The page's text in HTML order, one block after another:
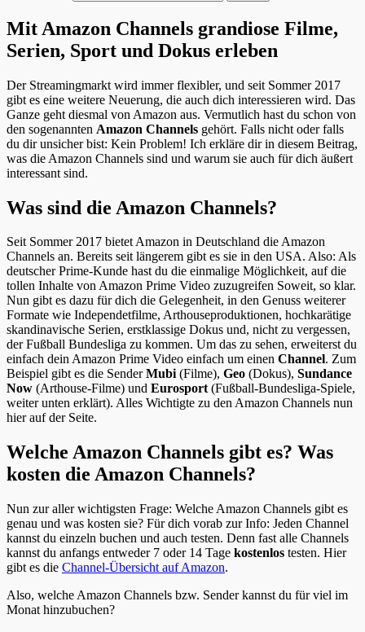
Mit Amazon Channels grandiose Filme,
Serien, Sport und Dokus erleben
Der Streamingmarkt wird immer flexibler, und seit Sommer 2017
gibt es eine weitere Neuerung, die auch dich interessieren wird. Das
Ganze geht diesmal von Amazon aus. Vermutlich hast du schon von
den sogenannten Amazon Channels gehört. Falls nicht oder falls
du dir unsicher bist: Kein Problem! Ich erkläre dir in diesem Beitrag,
was die Amazon Channels sind und warum sie auch für dich äußert
interessant sind.
Was sind die Amazon Channels?
Seit Sommer 2017 bietet Amazon in Deutschland die Amazon
Channels an. Bereits seit längerem gibt es sie in den USA. Also: Als
deutscher Prime-Kunde hast du die einmalige Möglichkeit, auf die
tollen Inhalte von Amazon Prime Video zuzugreifen Soweit, so klar.
Nun gibt es dazu für dich die Gelegenheit, in den Genuss weiterer
Formate wie Independetfilme, Arthouseproduktionen, hochkarätige
skandinavische Serien, erstklassige Dokus und, nicht zu vergessen,
der Fußball Bundesliga zu kommen. Um das zu sehen, erweiterst du
einfach dein Amazon Prime Video einfach um einen Channel. Zum
Beispiel gibt es die SenderMubi(Filme), Geo (Dokus), Sundance
Now (Arthouse-Filme) und Eurosport(Fußball-Bundesliga-Spiele,
weiter unten erklärt). Alles Wichtigte zu den Amazon Channels nun
hier auf der Seite.
Welche Amazon Channels gibt es? Was
kosten die Amazon Channels?
Nun zur aller wichtigsten Frage: Welche Amazon Channels gibt es
genau und was kosten sie? Für dich vorab zur Info: Jeden Channel
kannst du einzeln buchen und auch testen. Denn fast alle Channels
kannst du anfangs entweder 7 oder 14 Tage kostenlos testen. Hier
gibt es die Channel-Übersicht auf Amazon.
Also, welche Amazon Channels bzw. Sender kannst du für viel im
Monat hinzubuchen?